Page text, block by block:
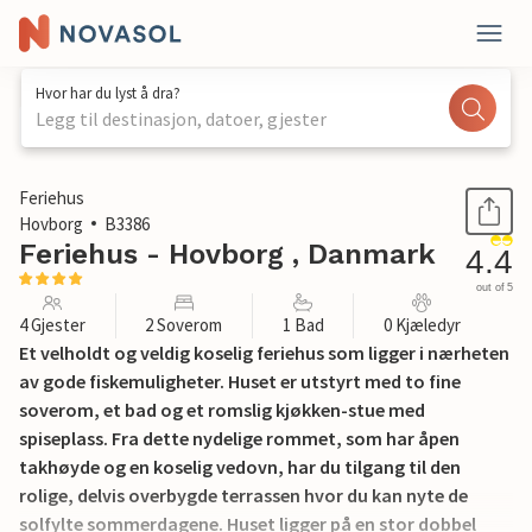
Hvor har du lyst å dra?
Legg til destinasjon, datoer, gjester
1 / 16
Feriehus
Hovborg
B3386
Feriehus - Hovborg , Danmark 4.4
out of 5
4 Gjester 2 Soverom 1 Bad 0 Kjæledyr
Et velholdt og veldig koselig feriehus som ligger i nærheten
av gode fiskemuligheter. Huset er utstyrt med to fine
soverom, et bad og et romslig kjøkken-stue med
spiseplass. Fra dette nydelige rommet, som har åpen
takhøyde og en koselig vedovn, har du tilgang til den
rolige, delvis overbygde terrassen hvor du kan nyte de
solfylte sommerdagene. Huset ligger på en stor dobbel